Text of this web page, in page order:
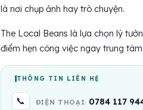
là nơi chụp ảnh hay trò chuyện.
The Local Beans là lựa chọn lý
điểm hẹn công việc ngay trung
THÔNG TIN LIÊN HỆ
📞 ĐIỆN THOẠI 0784 117